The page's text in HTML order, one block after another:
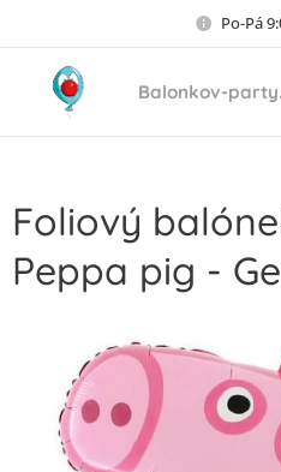
Po-Pá
Balonkov-
Foliový
Peppa pig -